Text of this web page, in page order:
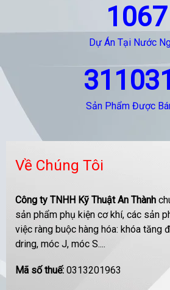
1067
Dự Án Tại Nước
Sản Phẩm Được
Về Chúng Tôi
Công ty TNHH Kỹ Thuật An Thành
sản phẩm phụ kiện cơ khí, các sản
việc ràng buộc hàng hóa: khóa tăng
dring, móc J, móc S....
Mã số thuế: 0313201963